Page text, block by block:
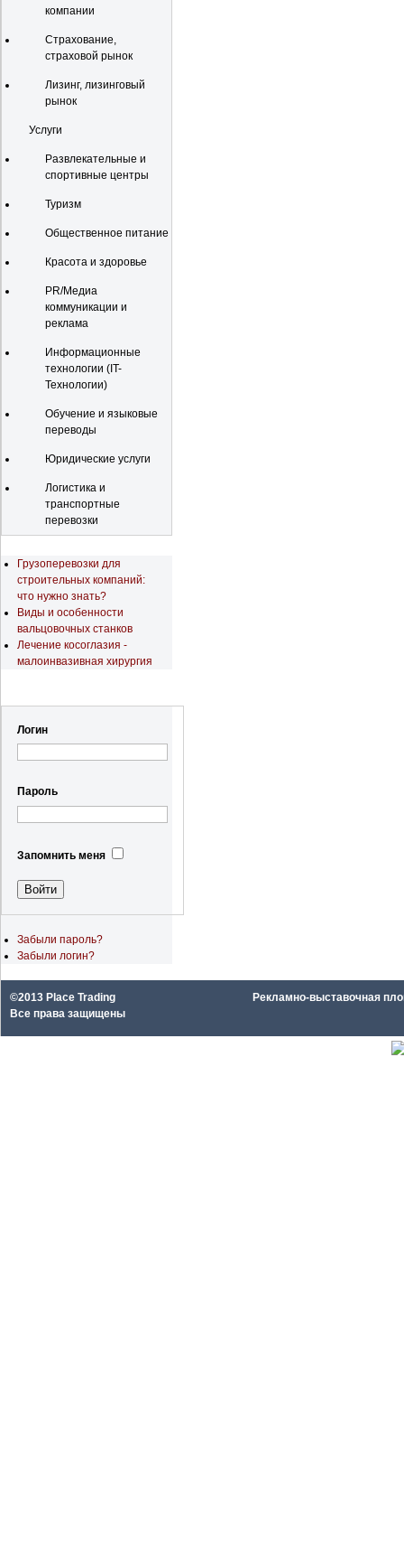
компании
Страхование,
страховой рынок
Лизинг, лизинговый
рынок
Услуги
Развлекательные и
спортивные центры
Туризм
Общественное питание
Красота и здоровье
PR/Медиа
коммуникации и
реклама
Информационные
технологии (IT-
Технологии)
Обучение и языковые
переводы
Юридические услуги
Логистика и
транспортные
перевозки
Грузоперевозки для
строительных компаний:
что нужно знать?
Виды и особенности
вальцовочных станков
Лечение косоглазия -
малоинвазивная хирургия
Логин
Пароль
Запомнить меня
Забыли пароль?
Забыли логин?
©2013 Place Trading
Все права защищены
Рекламно-выставочная